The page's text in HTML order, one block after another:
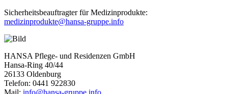
Sicherheitsbeauftragter für Medizinprodukte:
medizinprodukte@hansa-gruppe.info
HANSA Pflege- und Residenzen GmbH
Hansa-Ring 40/44
26133 Oldenburg
Telefon: 0441 922830
Mail: info@hansa-gruppe.info